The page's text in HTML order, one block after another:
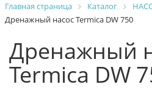
Главная страница Каталог
Дренажный насос Termica DW 750
Дренажный
Termica DW